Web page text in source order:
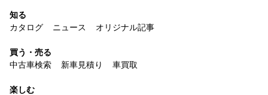
知る
カタログ
ニュース オリジナル記事
買う・売る
中古車検索
新車見積り 車買取
楽しむ